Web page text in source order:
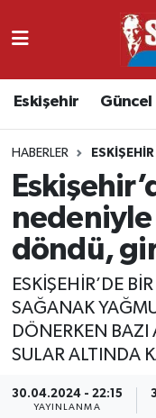
Eskişehir Güncel
HABERLER ESKIŞEHIR
döndü,
ESKİŞEHİR’DE
SAĞANAK
DÖNERKEN BAZI
SULAR ALTINDA
30.04.2024 - 22:15
YAYINLANMA
Ekonomi
Güncel
Kültür &
Magazin
Sağlık
Nöbetçi
Namaz Vakitleri
Trafik Durumu
Süper Lig
Tüm Manşetler
Haber Arşivi